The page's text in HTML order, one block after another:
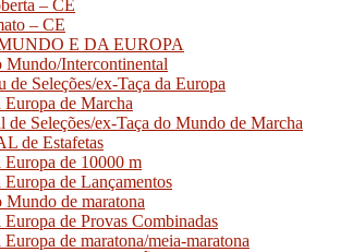
– CE
– CE
E DA EUROPA
Mundo/Intercontinental
de Seleções/ex-Taça da Europa
Europa de Marcha
de Seleções/ex-Taça do Mundo de Marcha
de Estafetas
Europa de 10000 m
Europa de Lançamentos
Mundo de maratona
Europa de Provas Combinadas
Europa de maratona/meia-maratona